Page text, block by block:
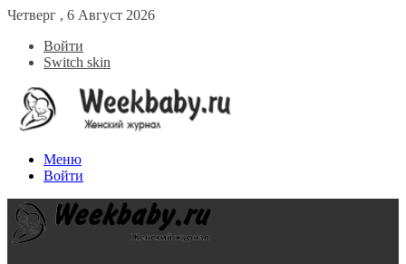
Четверг , 6 Август 2026
Войти
Switch skin
Меню
Войти